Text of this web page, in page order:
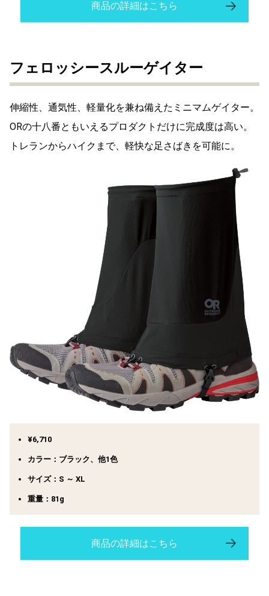
商品の詳細はこちら
フェロッシースルーゲイター
伸縮性、通気性、軽量化を兼ね備えたミニマムゲイター。
ORの十八番ともいえるプロダクトだけに完成度は高い。
トレランからハイクまで、軽快な足さばきを可能に。
¥6,710
カラー：ブラック、他1色
サイズ：S ～ XL
重量：81g
商品の詳細はこちら